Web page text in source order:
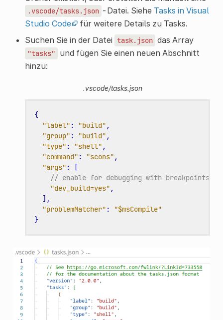
.vscode/tasks.json -Datei. Siehe Tasks in Visual
Studio Code
für weitere Details zu Tasks.
Suchen Sie in der Datei task.json das Array
"tasks"
und fügen Sie einen neuen Abschnitt
hinzu:
.vscode/tasks.json
{
"label" : "build" ,
"group" : "build" ,
"type" : "shell" ,
"command" : "scons" ,
"args" :
[
// enable for debugging with breakpoints
"dev_build=yes" ,
],
"problemMatcher" :
"$msCompile"
}